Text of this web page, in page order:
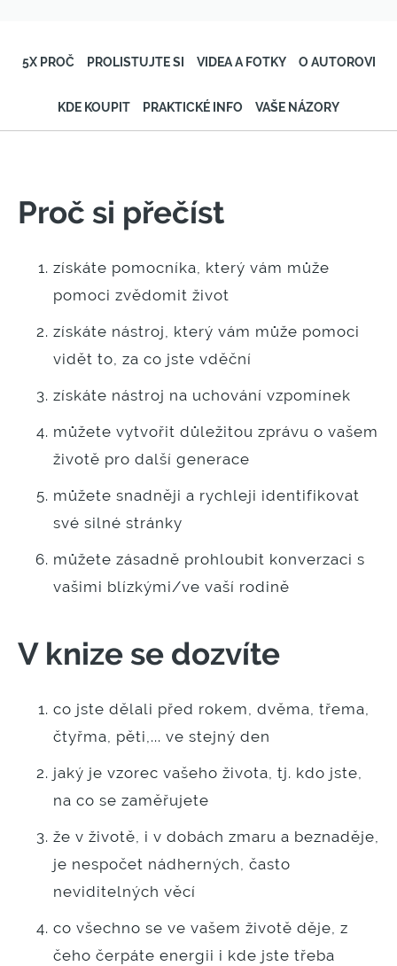
5X PROČ PROLISTUJTE SI VIDEA A FOTKY O AUTOROVI
KDE KOUPIT PRAKTICKÉ INFO VAŠE NÁZORY
Proč si přečíst
získáte pomocníka, který vám může
pomoci zvědomit život
získáte nástroj, který vám může pomoci
vidět to, za co jste vděční
získáte nástroj na uchování vzpomínek
můžete vytvořit důležitou zprávu o vašem
životě pro další generace
můžete snadněji a rychleji identifikovat
své silné stránky
můžete zásadně prohloubit konverzaci s
vašimi blízkými/ve vaší rodině
V knize se dozvíte
co jste dělali před rokem, dvěma, třema,
čtyřma, pěti,... ve stejný den
jaký je vzorec vašeho života, tj. kdo jste,
na co se zaměřujete
že v životě, i v dobách zmaru a beznaděje,
je nespočet nádherných, často
neviditelných věcí
co všechno se ve vašem životě děje, z
čeho čerpáte energii i kde jste třeba